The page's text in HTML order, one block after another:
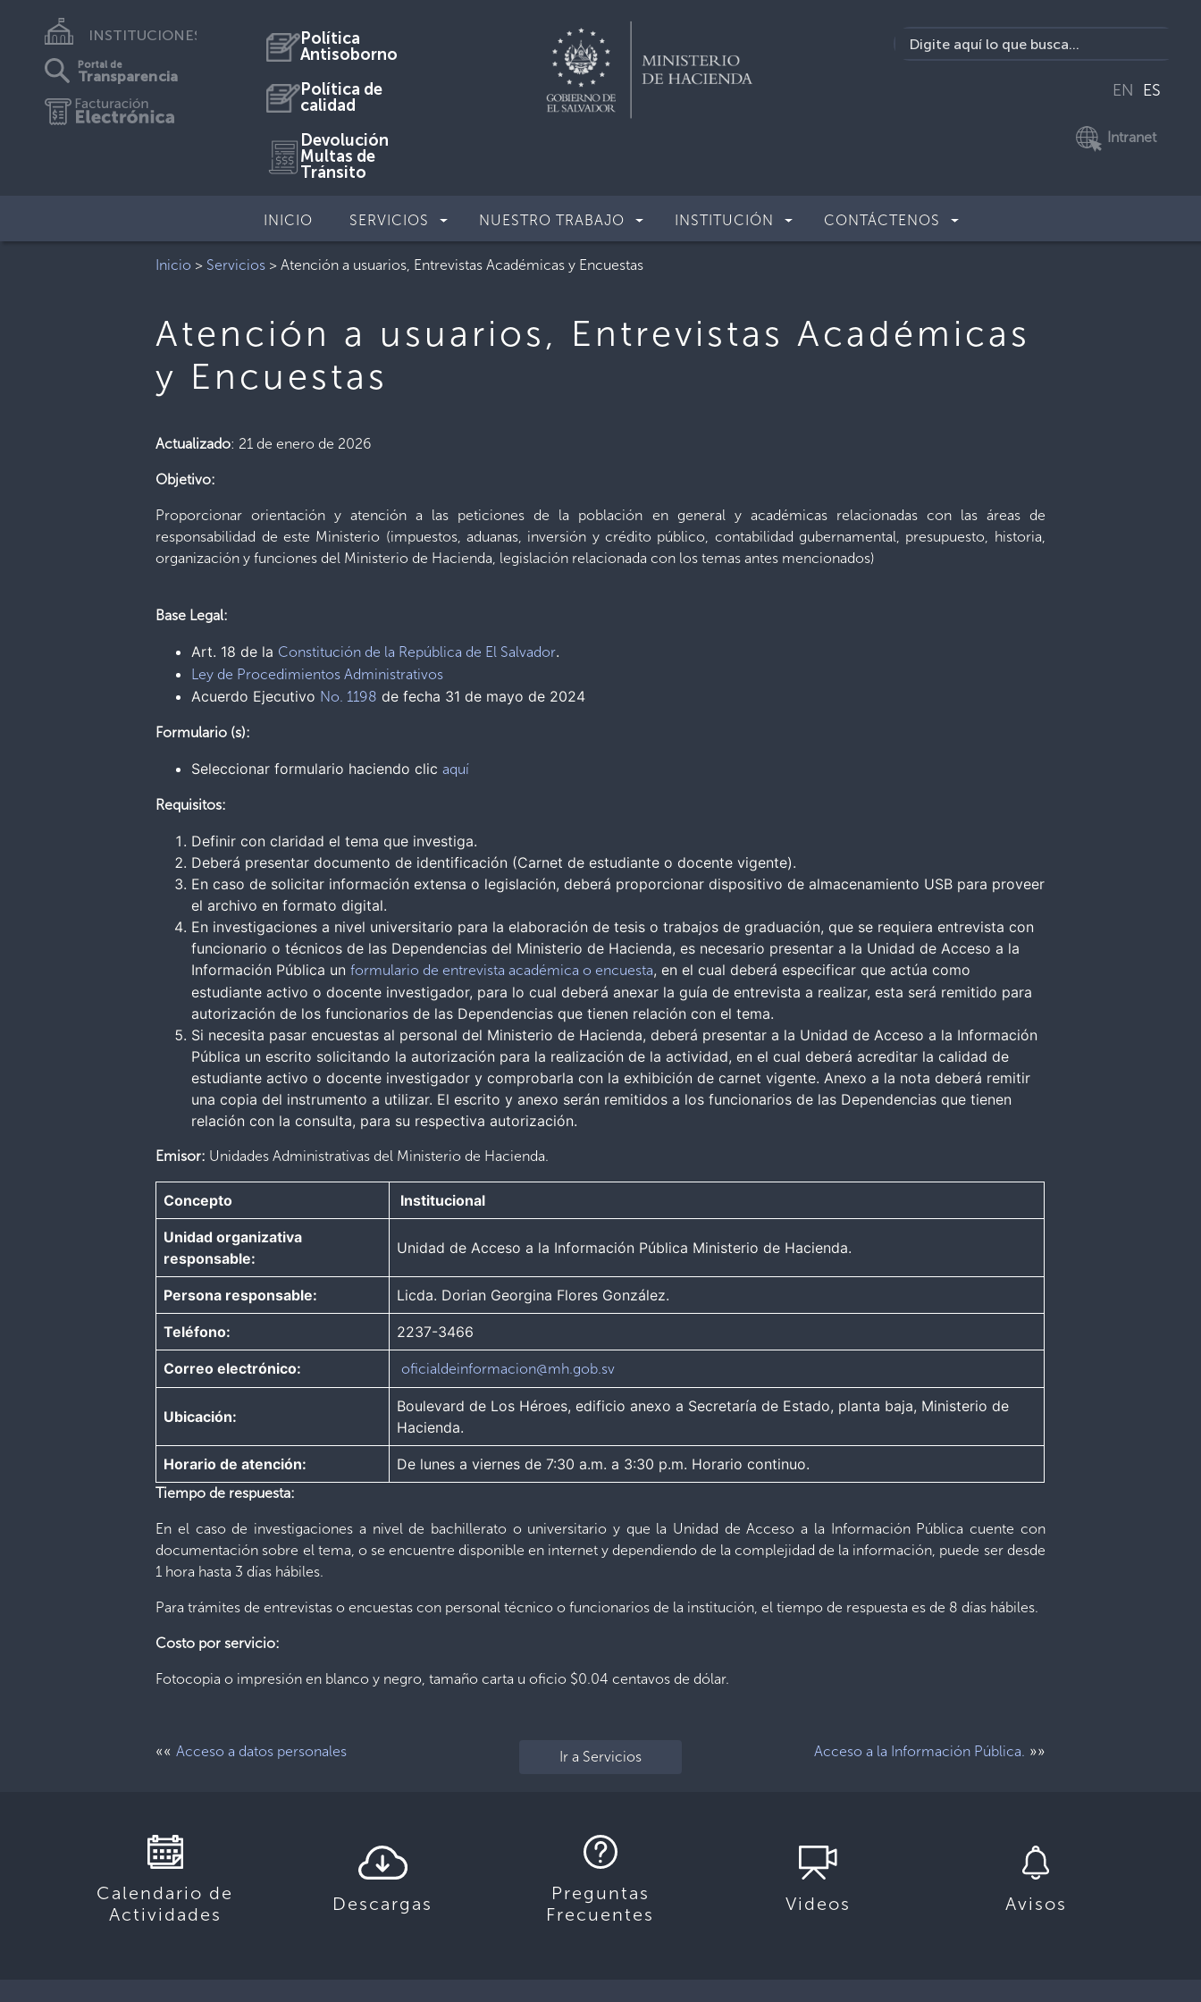
INSTITUCIONES
Portal de
Transparencia
Política
Antisoborno
Política de
calidad
Devolución
Multas de
Tránsito
EN ES
Intranet
INICIO SERVICIOS NUESTRO TRABAJO INSTITUCIÓN CONTÁCTENOS
Inicio > Servicios >Atención a usuarios, Entrevistas Académicas y Encuestas
Atención a usuarios, Entrevistas Académicas
y Encuestas
Actualizado: 21 de enero de 2026
Objetivo:
Proporcionar orientación y atención a las peticiones de la población en general y académicas relacionadas con las áreas de
responsabilidad de este Ministerio (impuestos, aduanas, inversión y crédito público, contabilidad gubernamental, presupuesto, historia,
organización y funciones del Ministerio de Hacienda, legislación relacionada con los temas antes mencionados)
Base Legal:
Art. 18 de la Constitución de la República de El Salvador.
Ley de Procedimientos Administrativos
Acuerdo Ejecutivo No. 1198 de fecha 31 de mayo de 2024
Formulario (s):
Seleccionar formulario haciendo clicaquí
Requisitos:
Definir con claridad el tema que investiga.
Deberá presentar documento de identificación (Carnet de estudiante o docente vigente).
En caso de solicitar información extensa o legislación, deberá proporcionar dispositivo de almacenamiento USB para proveer
el archivo en formato digital.
En investigaciones a nivel universitario para la elaboración de tesis o trabajos de graduación, que se requiera entrevista con
funcionario o técnicos de las Dependencias del Ministerio de Hacienda, es necesario presentar a la Unidad de Acceso a la
Información Pública unformulario de entrevista académica o encuesta, en el cual deberá especificar que actúa como
estudiante activo o docente investigador, para lo cual deberá anexar la guía de entrevista a realizar, esta será remitido para
autorización de los funcionarios de las Dependencias que tienen relación con el tema.
Si necesita pasar encuestas al personal del Ministerio de Hacienda, deberá presentar a la Unidad de Acceso a la Información
Pública un escrito solicitando la autorización para la realización de la actividad, en el cual deberá acreditar la calidad de
estudiante activo o docente investigador y comprobarla con la exhibición de carnet vigente. Anexo a la nota deberá remitir
una copia del instrumento a utilizar. El escrito y anexo serán remitidos a los funcionarios de las Dependencias que tienen
relación con la consulta, para su respectiva autorización.
Emisor: Unidades Administrativas del Ministerio de Hacienda.
Concepto Institucional
Unidad organizativa
responsable:
Unidad de Acceso a la Información Pública Ministerio de Hacienda.
Persona responsable: Licda. Dorian Georgina Flores González.
Teléfono: 2237-3466
Correo electrónico: oficialdeinformacion@mh.gob.sv
Ubicación:
Boulevard de Los Héroes, edificio anexo a Secretaría de Estado, planta baja, Ministerio de
Hacienda.
Horario de atención: De lunes a viernes de 7:30 a.m. a 3:30 p.m. Horario continuo.
Tiempo de respuesta:
En el caso de investigaciones a nivel de bachillerato o universitario y que la Unidad de Acceso a la Información Pública cuente con
documentación sobre el tema, o se encuentre disponible en internet y dependiendo de la complejidad de la información, puede ser desde
1 hora hasta 3 días hábiles.
Para trámites de entrevistas o encuestas con personal técnico o funcionarios de la institución, el tiempo de respuesta es de 8 días hábiles.
Costo por servicio:
Fotocopia o impresión en blanco y negro, tamaño carta u oficio $0.04 centavos de dólar.
««Acceso a datos personales Ir a Servicios Acceso a la Información Pública. »»
Calendario de
Actividades
Descargas
Preguntas
Frecuentes
Videos Avisos